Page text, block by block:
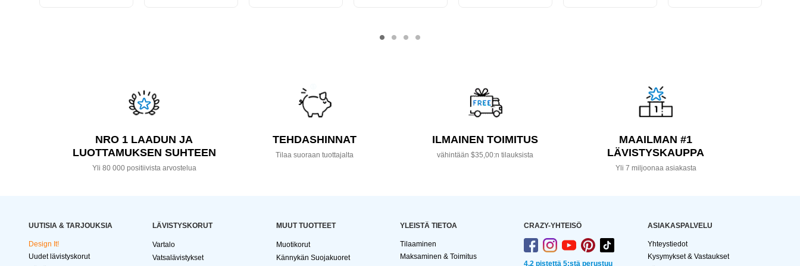
NRO 1 LAADUN JA
LUOTTAMUKSEN SUHTEEN
Yli 80 000 positiivista arvostelua
TEHDASHINNAT
Tilaa suoraan tuottajalta
ILMAINEN TOIMITUS
vähintään $35,00:n tilauksista
MAAILMAN #1
LÄVISTYSKAUPPA
Yli 7 miljoonaa asiakasta
UUTISIA & TARJOUKSIA
Design It!
Uudet lävistyskorut
LÄVISTYSKORUT
Vartalo
Vatsalävistykset
MUUT TUOTTEET
Muotikorut
Kännykän Suojakuoret
YLEISTÄ TIETOA
Tilaaminen
Maksaminen & Toimitus
CRAZY-YHTEISÖ
4,2 pistettä 5:stä perustuu
ASIAKASPALVELU
Yhteystiedot
Kysymykset & Vastaukset